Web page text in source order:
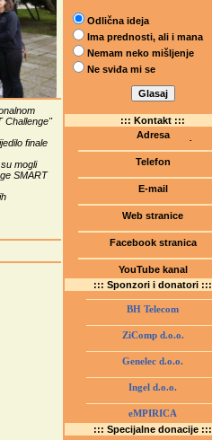
Challenge"
finale
mogli
SMART
Odlična ideja
Ima prednosti, ali i mana
Nemam neko mišljenje
Ne sviđa mi se
::: Kontakt :::
Adresa
(Šetalište I.G. Kovačića 1)
75000 Tuzla, BiH
Telefon
E-mail
Web stranice
www.gmstziam.com.ba
Facebook stranica
YouTube kanal
GMS Tuzla
::: Sponzori i donatori :::
BH Telecom
ZiComp d.o.o.
Genelec d.o.o.
Ingel d.o.o.
eMPIRICA
::: Specijalne donacije :::